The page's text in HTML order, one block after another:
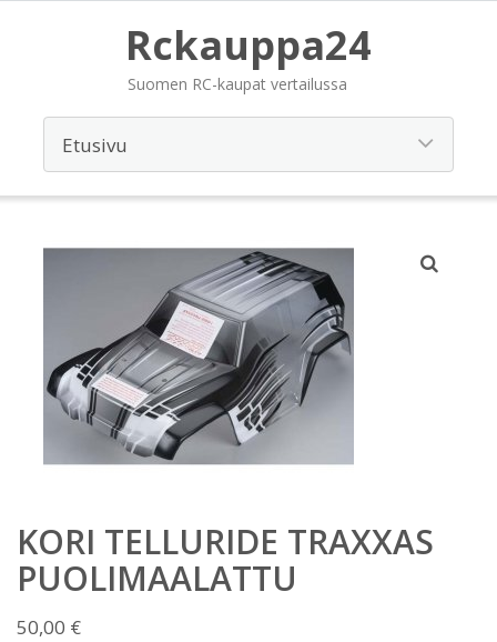
Rckauppa24
Suomen RC-kaupat vertailussa
KORI TELLURIDE TRAXXAS
PUOLIMAALATTU
50,00 €